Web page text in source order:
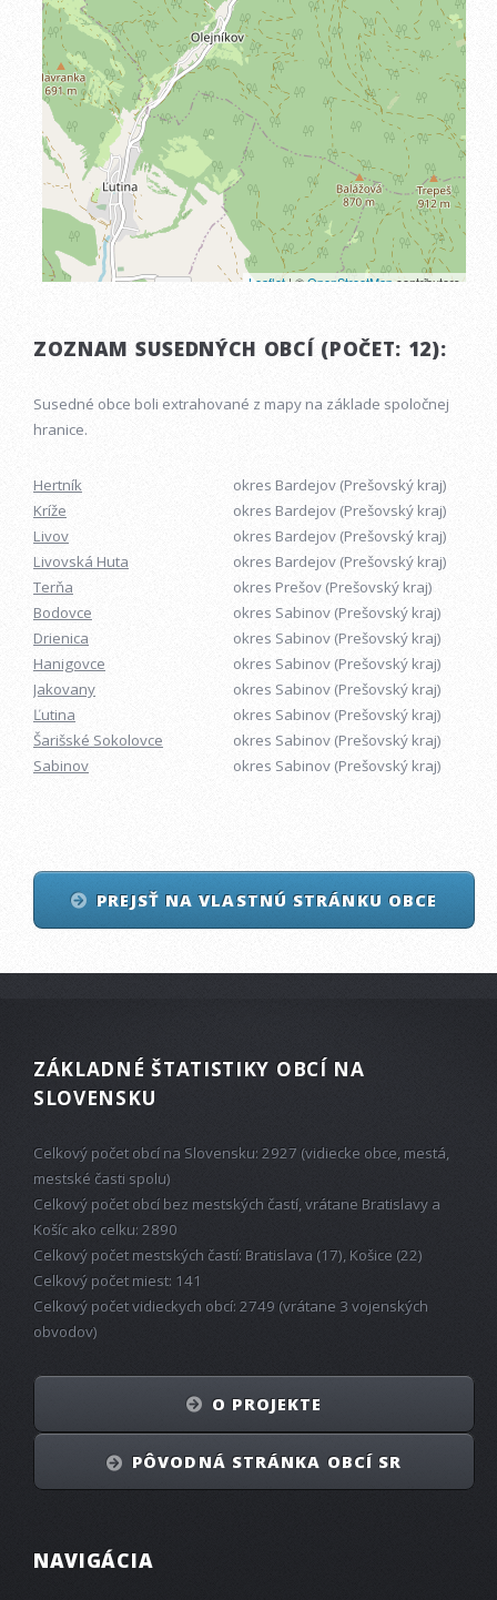
ZOZNAM SUSEDNÝCH OBCÍ (POČET: 12):
Susedné obce boli extrahované z mapy na základe spoločnej
hranice.
Hertník
okres Bardejov (Prešovský kraj)
Kríže
okres Bardejov (Prešovský kraj)
Livov
okres Bardejov (Prešovský kraj)
Livovská Huta
okres Bardejov (Prešovský kraj)
Terňa
okres Prešov (Prešovský kraj)
Bodovce
okres Sabinov (Prešovský kraj)
Drienica
okres Sabinov (Prešovský kraj)
Hanigovce
okres Sabinov (Prešovský kraj)
Jakovany
okres Sabinov (Prešovský kraj)
Ľutina
okres Sabinov (Prešovský kraj)
Šarišské Sokolovce
okres Sabinov (Prešovský kraj)
Sabinov
okres Sabinov (Prešovský kraj)
PREJSŤ NA VLASTNÚ STRÁNKU OBCE
NAVIGÁCIA
ZÁKLADNÉ ŠTATISTIKY OBCÍ NA
SLOVENSKU
Celkový počet obcí na Slovensku: 2927 (vidiecke obce, mestá,
mestské časti spolu)
Celkový počet obcí bez mestských častí, vrátane Bratislavy a
Košíc ako celku: 2890
Celkový počet mestských častí: Bratislava (17), Košice (22)
Celkový počet miest: 141
Celkový počet vidieckych obcí: 2749 (vrátane 3 vojenských
obvodov)
O PROJEKTE
PÔVODNÁ STRÁNKA OBCÍ SR